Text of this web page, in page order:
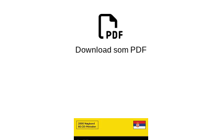
Download som PDF